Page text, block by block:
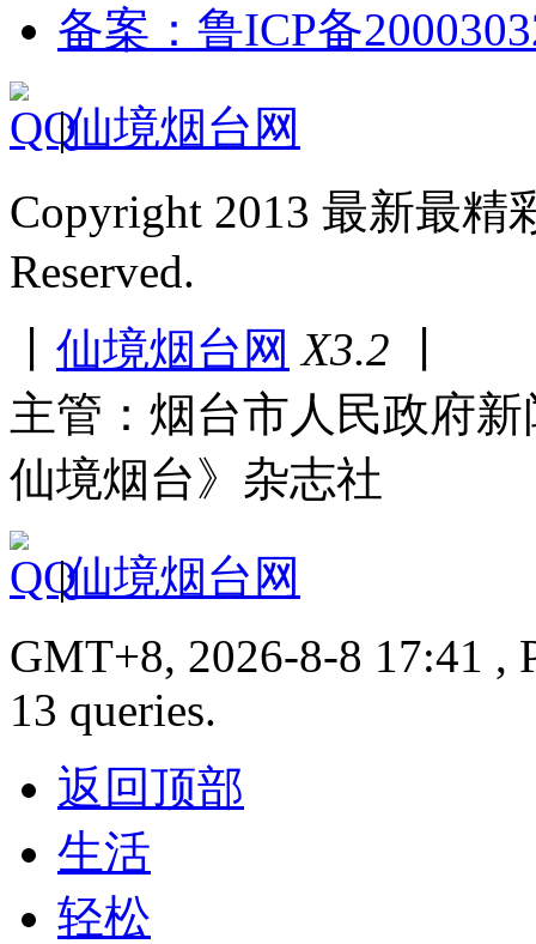
备案：鲁ICP备
|仙境烟台网
Copyright 2013 最新最
Reserved.
仙境烟台网 X3.2
主管：烟台市人民政府
仙境烟台》杂志社
|仙境烟台网
GMT+8, 2026-8-8 17:41 ,
13 queries.
返回顶部
生活
轻松